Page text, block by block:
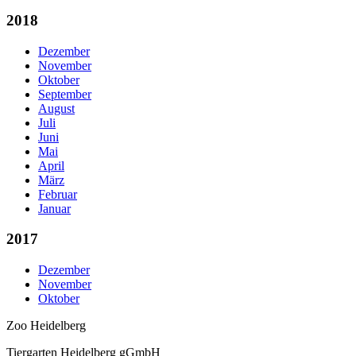
2018
Dezember
November
Oktober
September
August
Juli
Juni
Mai
April
März
Februar
Januar
2017
Dezember
November
Oktober
Zoo Heidelberg
Tiergarten Heidelberg gGmbH